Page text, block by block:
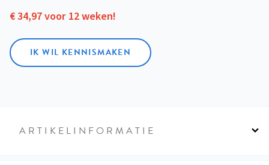
€ 34,97 voor 12 weken!
IK WIL KENNISMAKEN
ARTIKELINFORMATIE